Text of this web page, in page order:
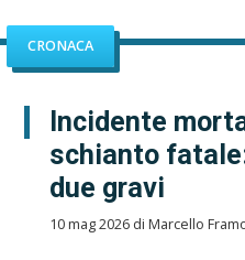
CRONACA
Incidente
schianto
due gravi
10 mag 2026 di Marcello